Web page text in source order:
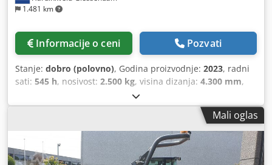
1.481 km
Informacije o ceni Pozvati
Stanje: dobro (polovno), Godina proizvodnje: 2023, radni
sati: 545 h, nosivost: 2.500 kg, visina dizanja: 4.300 mm,
, tip jarma:triplex
2.340 mm, Svrha: Interna logistika Broj ventila: 3 Opšte
stanje: vrlo dobro Tehničko stanje: vrlo dobro Cjdpexakw
Defx Agujha Optičko stanje: vrlo dobro Kontaktirajte Pieter
de Vries , , ) za više informacija. Ostale opcije i pribor 3
ventila
Mali oglas